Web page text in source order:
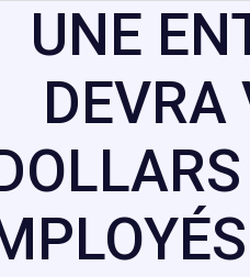
UNE
DEVRA